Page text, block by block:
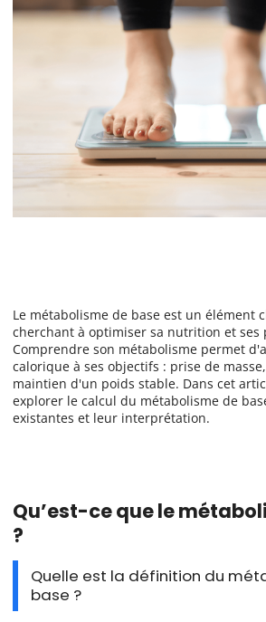
Le métabolisme de base est un élément
cherchant à optimiser sa nutrition et ses
Comprendre son métabolisme permet
calorique à ses objectifs : prise de
maintien d'un poids stable. Dans cet
explorer le calcul du métabolisme de
existantes et leur interprétation.
Qu’est-ce que le
?
Quelle est la définition du
base ?